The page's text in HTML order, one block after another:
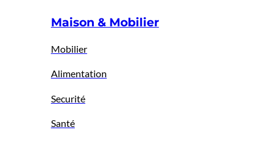
Maison & Mobilier
Mobilier
Alimentation
Securité
Santé